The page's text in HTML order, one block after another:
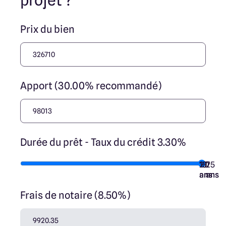
Prix du bien
Apport (30.00% recommandé)
Durée du prêt - Taux du crédit 3.30%
7
ans
10
ans
15
ans
20
ans
25
ans
Frais de notaire (8.50%)